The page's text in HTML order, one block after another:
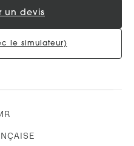
un devis
le simulateur)